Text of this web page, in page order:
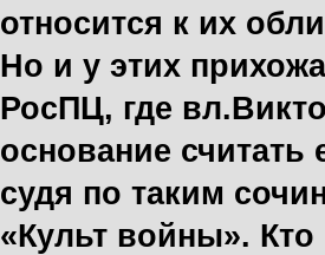
относится к их
Но и у этих
РосПЦ, где
основание считать
судя по таким
«Культ войны».